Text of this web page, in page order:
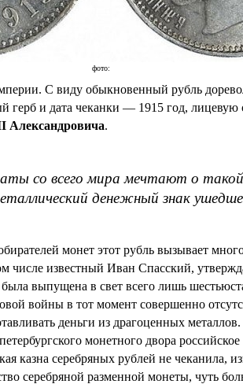
фото:
С виду обыкновенный рубль
герб и дата чеканки — 1915 год, лицевую
Александровича.
со всего мира мечтают о
денежный знак
монет этот рубль вызывает
числе известный Иван Спасский,
выпущена в свет всего лишь
войны в тот момент совершенно
деньги из драгоценных
монетного двора
казна серебряных рублей не чеканила,
серебряной разменной монеты, чуть